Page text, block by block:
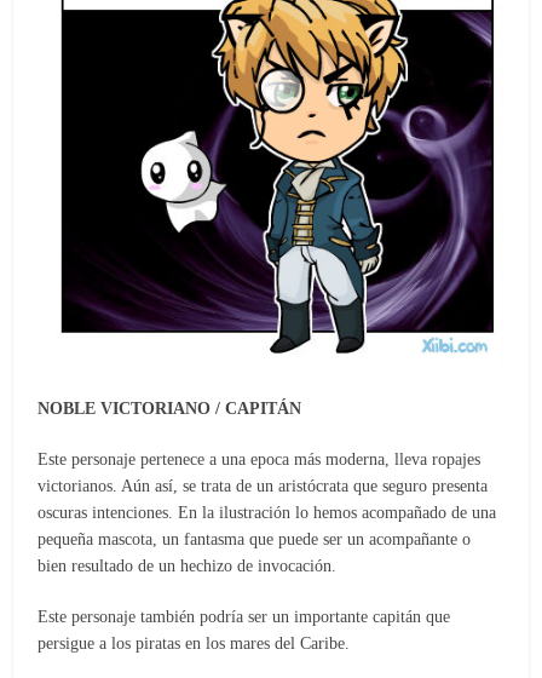
NOBLE VICTORIANO / CAPITÁN
Este personaje pertenece a una epoca más moderna, lleva ropajes
victorianos. Aún así, se trata de un aristócrata que seguro presenta
oscuras intenciones. En la ilustración lo hemos acompañado de una
pequeña mascota, un fantasma que puede ser un acompañante o
bien resultado de un hechizo de invocación.
Este personaje también podría ser un importante capitán que
persigue a los piratas en los mares del Caribe.